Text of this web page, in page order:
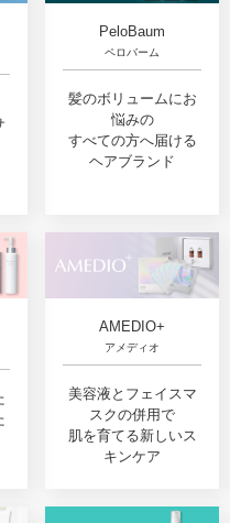
PeloBaum
ペロバーム
髪のボリュームにお
悩みの
すべての方へ届ける
ヘアブランド
AMEDIO+
アメディオ
美容液とフェイスマ
スクの併用で
肌を育てる新しいス
キンケア